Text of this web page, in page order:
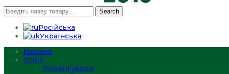
Search
Російська
Українська
Головна
ОДЯГ
Головні убори